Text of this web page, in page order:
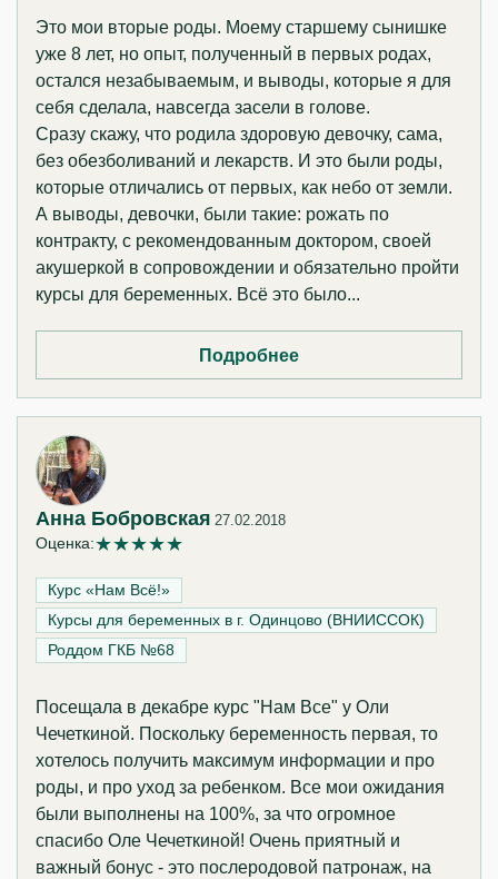
Это мои вторые роды. Моему старшему сынишке
уже 8 лет, но опыт, полученный в первых родах,
остался незабываемым, и выводы, которые я для
себя сделала, навсегда засели в голове.
Сразу скажу, что родила здоровую девочку, сама,
без обезболиваний и лекарств. И это были роды,
которые отличались от первых, как небо от земли.
А выводы, девочки, были такие: рожать по
контракту, с рекомендованным доктором, своей
акушеркой в сопровождении и обязательно пройти
курсы для беременных. Всё это было...
Подробнее
Анна Бобровская 27.02.2018
Оценка:★★★★★
Курс «Нам Всё!»‎
Курсы для беременных в г. Одинцово (ВНИИССОК)
Роддом ГКБ №68
Посещала в декабре курс "Нам Все" у Оли
Чечеткиной. Поскольку беременность первая, то
хотелось получить максимум информации и про
роды, и про уход за ребенком. Все мои ожидания
были выполнены на 100%, за что огромное
спасибо Оле Чечеткиной! Очень приятный и
важный бонус - это послеродовой патронаж, на